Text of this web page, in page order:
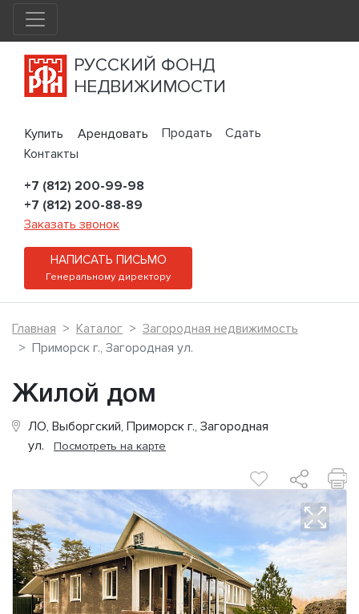
РУССКИЙ ФОНД
НЕДВИЖИМОСТИ
Купить Арендовать Продать
Сдать
Контакты
+7 (812) 200-99-98
+7 (812) 200-88-89
Заказать звонок
НАПИСАТЬ ПИСЬМО
Генеральному директору
Главная Каталог
Загородная недвижимость
Приморск г., Загородная ул.
Жилой дом
ЛО, Выборгский, Приморск г., Загородная
ул. Посмотреть на карте